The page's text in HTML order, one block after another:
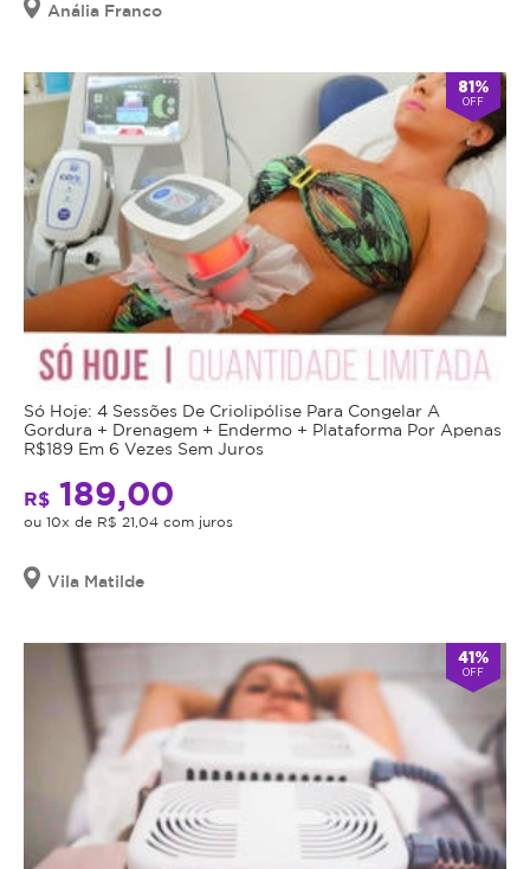
Anália Franco
81%
OFF
Só Hoje: 4 Sessões De Criolipólise Para Congelar A
Gordura + Drenagem + Endermo + Plataforma Por Apenas
R$189 Em 6 Vezes Sem Juros
R$ 189,00
ou 10x de R$ 21,04 com juros
Vila Matilde
41%
OFF